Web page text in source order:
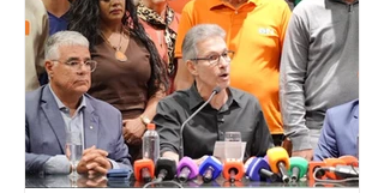
e Pequenas Empresas (Sebrae),
realizado a partir de dados do Instituto
Brasileiro de Geografia e Estatística
(IBGE). O estudo do Sebrae mostra que,
no quarto trimestre de 2025, os
empreendedores 60+ formalizados
atingiram o maior rendime